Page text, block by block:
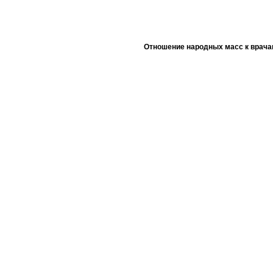
Отношение народных масс к